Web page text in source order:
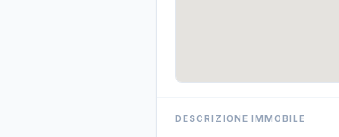
DESCRIZIONE IMMOBILE